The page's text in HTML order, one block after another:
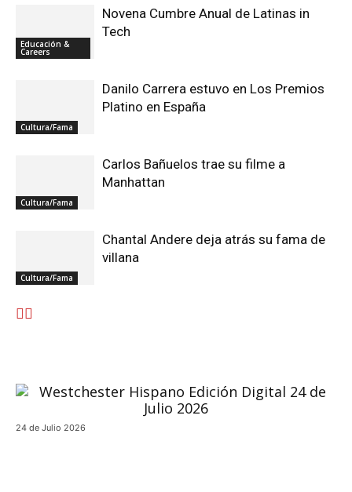
Educación &
Careers
Novena Cumbre Anual de Latinas in
Tech
Cultura/Fama
Danilo Carrera estuvo en Los Premios
Platino en España
Cultura/Fama
Carlos Bañuelos trae su filme a
Manhattan
Cultura/Fama
Chantal Andere deja atrás su fama de
villana
24 de Julio 2026